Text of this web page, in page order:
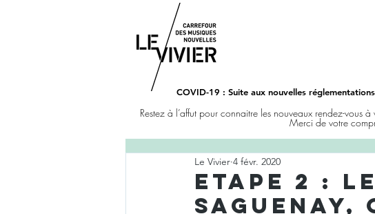
COVID-19 : Suite aux nouvelles
Restez à l’affut pour connaitre les nouveaux rendez-vous
Merci de votre
ETAPE 2 :
SAGUENAY,
Le Vivier 4 févr. 2020